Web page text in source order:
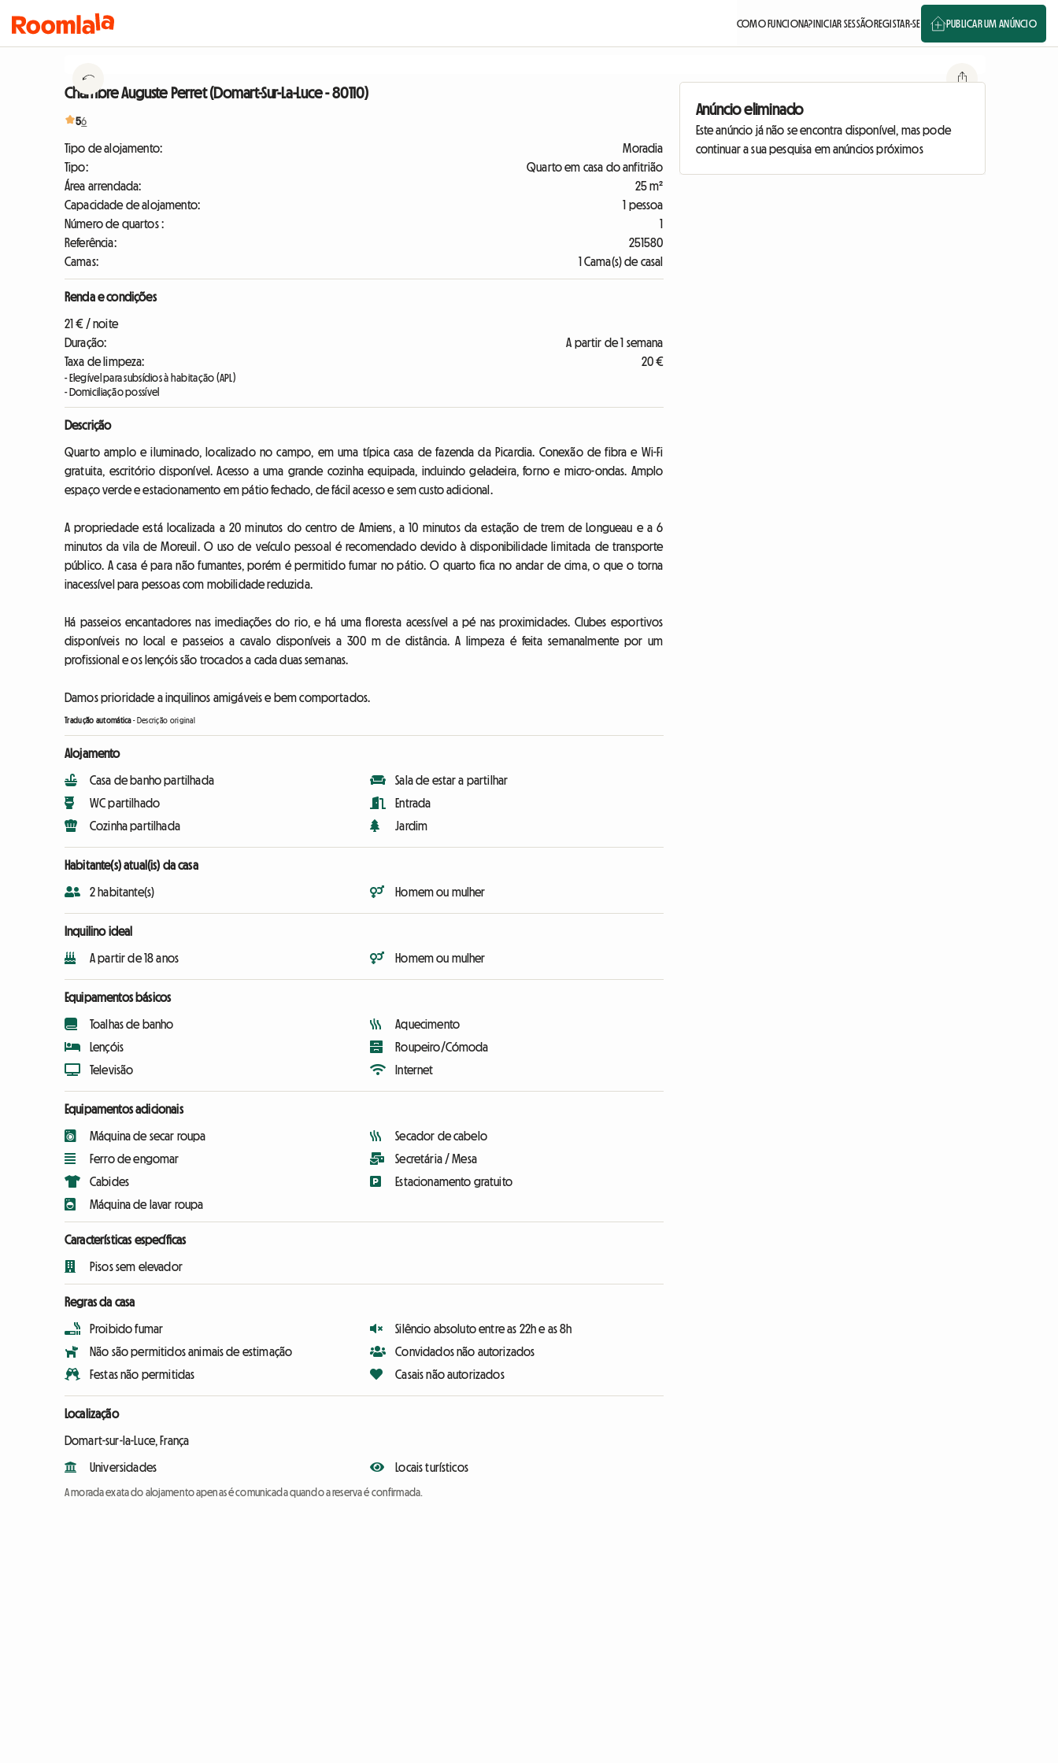
COMO FUNCIONA?INICIAR SESSÃOREGISTAR-SE PUBLICAR UM ANÚNCIO
Chambre Auguste Perret (Domart-Sur-La-Luce - 80110)
56
Tipo de alojamento:
Moradia
Tipo:
Quarto em casa do anfitrião
Área arrendada:
25 m²
Capacidade de alojamento:
1 pessoa
Número de quartos :
1
Referência:
251580
Camas:
1 Cama(s) de casal
Renda e condições
21 € / noite
Duração:
A partir de 1 semana
Taxa de limpeza:
20 €
- Elegível para subsídios à habitação (APL)
- Domiciliação possível
Descrição
Quarto amplo e iluminado, localizado no campo, em uma típica casa de fazenda da Picardia. Conexão de fibra e Wi-Fi
gratuita, escritório disponível. Acesso a uma grande cozinha equipada, incluindo geladeira, forno e micro-ondas. Amplo
espaço verde e estacionamento em pátio fechado, de fácil acesso e sem custo adicional.
A propriedade está localizada a 20 minutos do centro de Amiens, a 10 minutos da estação de trem de Longueau e a 6
minutos da vila de Moreuil. O uso de veículo pessoal é recomendado devido à disponibilidade limitada de transporte
público. A casa é para não fumantes, porém é permitido fumar no pátio. O quarto fica no andar de cima, o que o torna
inacessível para pessoas com mobilidade reduzida.
Há passeios encantadores nas imediações do rio, e há uma floresta acessível a pé nas proximidades. Clubes esportivos
disponíveis no local e passeios a cavalo disponíveis a 300 m de distância. A limpeza é feita semanalmente por um
profissional e os lençóis são trocados a cada duas semanas.
Damos prioridade a inquilinos amigáveis ​​e bem comportados.
Tradução automática- Descrição original
Alojamento
Casa de banho partilhada
WC partilhado
Cozinha partilhada
Sala de estar a partilhar
Entrada
Jardim
Habitante(s) atual(is) da casa
2 habitante(s) Homem ou mulher
Inquilino ideal
A partir de 18 anos Homem ou mulher
Equipamentos básicos
Toalhas de banho
Lençóis
Televisão
Aquecimento
Roupeiro/Cómoda
Internet
Equipamentos adicionais
Máquina de secar roupa
Ferro de engomar
Cabides
Máquina de lavar roupa
Secador de cabelo
Secretária / Mesa
Estacionamento gratuito
Características específicas
Pisos sem elevador
Regras da casa
Proibido fumar
Não são permitidos animais de estimação
Festas não permitidas
Silêncio absoluto entre as 22h e as 8h
Convidados não autorizados
Casais não autorizados
Localização
Domart-sur-la-Luce, França
Universidades Locais turísticos
A morada exata do alojamento apenas é comunicada quando a reserva é confirmada.
Anúncio eliminado
Este anúncio já não se encontra disponível, mas pode
continuar a sua pesquisa em anúncios próximos